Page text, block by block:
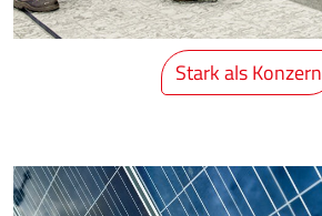
Stark als Konzern